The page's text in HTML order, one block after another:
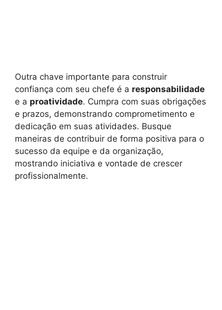
Outra chave importante para construir
confiança com seu chefe é a responsabilidade
e a proatividade. Cumpra com suas obrigações
e prazos, demonstrando comprometimento e
dedicação em suas atividades. Busque
maneiras de contribuir de forma positiva para o
sucesso da equipe e da organização,
mostrando iniciativa e vontade de crescer
profissionalmente.